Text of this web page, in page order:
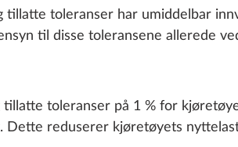
tillatte toleranser har umiddelbar
til disse toleransene allerede
tillatte toleranser på 1 % for
Dette reduserer kjøretøyets